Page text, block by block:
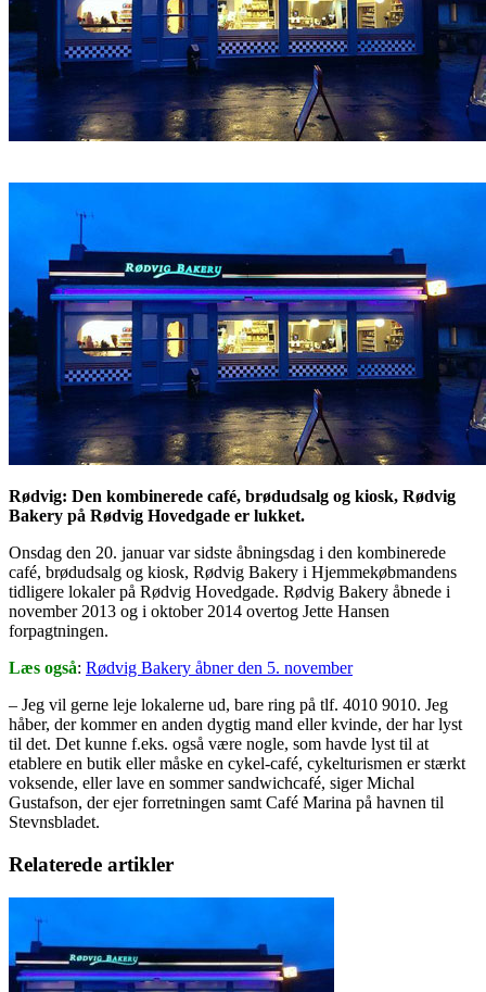
Rødvig: Den kombinerede café, brødudsalg og kiosk, Rødvig
Bakery på Rødvig Hovedgade er lukket.
Onsdag den 20. januar var sidste åbningsdag i den kombinerede
café, brødudsalg og kiosk, Rødvig Bakery i Hjemmekøbmandens
tidligere lokaler på Rødvig Hovedgade. Rødvig Bakery åbnede i
november 2013 og i oktober 2014 overtog Jette Hansen
forpagtningen.
Læs også: Rødvig Bakery åbner den 5. november
– Jeg vil gerne leje lokalerne ud, bare ring på tlf. 4010 9010. Jeg
håber, der kommer en anden dygtig mand eller kvinde, der har lyst
til det. Det kunne f.eks. også være nogle, som havde lyst til at
etablere en butik eller måske en cykel-café, cykelturismen er stærkt
voksende, eller lave en sommer sandwichcafé, siger Michal
Gustafson, der ejer forretningen samt Café Marina på havnen til
Stevnsbladet.
Relaterede artikler